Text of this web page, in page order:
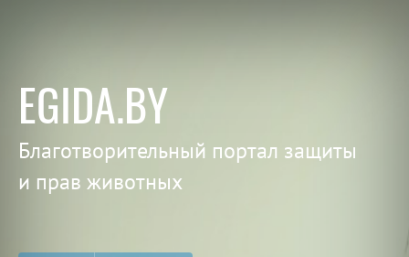
EGIDA.BY
Благотворительный портал защиты
и прав животных